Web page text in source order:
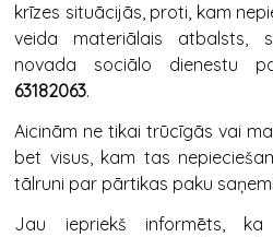
krīzes situācijās, proti, kam
veida materiālais atbalsts,
novada sociālo dienestu
63182063.
Aicinām ne tikai trūcīgās vai
bet visus, kam tas
tālruni par pārtikas paku
Jau iepriekš informēts,